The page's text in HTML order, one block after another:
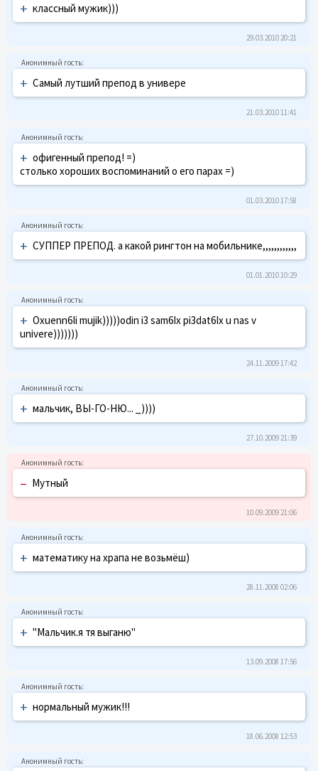
+ классный мужик)))
29.03.2010 20:21
+ Самый лутший препод в универе
21.03.2010 11:41
+ офигенный препод! =)
столько хороших воспоминаний о его парах =)
01.03.2010 17:58
+ СУППЕР ПРЕПОД. а какой рингтон на мобильнике,,,,,,,,,,,,
01.01.2010 10:29
+ Oxuenn6Ii mujik)))))odin i3 sam6Ix pi3dat6Ix u nas v
univere)))))))
24.11.2009 17:42
+ мальчик, ВЫ-ГО-НЮ... _))))
27.10.2009 21:39
– Мутный
10.09.2009 21:06
+ математику на храпа не возьмёш)
28.11.2008 02:06
+ "Мальчик.я тя выганю"
13.09.2008 17:56
+ нормальный мужик!!!
18.06.2008 12:53